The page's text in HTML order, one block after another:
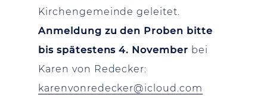
Kirchengemeinde geleitet.
Anmeldung zu den Proben bitte
bis spätestens 4. November bei
Karen von Redecker:
karenvonredecker@icloud.com